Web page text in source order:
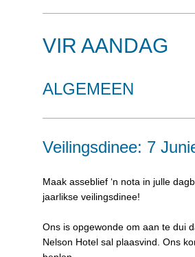
VIR AANDAG
ALGEMEEN
Veilingsdinee: 7
Maak asseblief ‘n nota in julle
jaarlikse veilingsdinee!
Ons is opgewonde om aan te dui
Nelson Hotel sal plaasvind. Ons